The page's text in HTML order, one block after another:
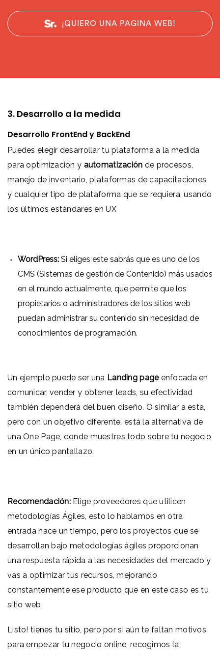
¡QUIERO UNA PAGINA WEB!
3. Desarrollo a la medida
Desarrollo FrontEnd y BackEnd
Puedes elegir desarrollar tu plataforma a la medida
para optimización y automatización de procesos,
manejo de inventario, plataformas de capacitaciones
y cualquier tipo de plataforma que se requiera, usando
los últimos estándares en UX
WordPress: Si eliges este sabrás que es uno de los
CMS (Sistemas de gestión de Contenido) más usados
en el mundo actualmente, que permite que los
propietarios o administradores de los sitios web
puedan administrar su contenido sin necesidad de
conocimientos de programación.
Un ejemplo puede ser una Landing pageenfocada en
comunicar, vender y obtener leads, su efectividad
también dependerá del buen diseño. O similar a esta,
pero con un objetivo diferente, está la alternativa de
una One Page, donde muestres todo sobre tu negocio
en un único pantallazo.
Recomendación:Elige proveedores que utilicen
metodologías Ágiles, esto lo hablamos en otra
entrada hace un tiempo, pero los proyectos que se
desarrollan bajo metodologías ágiles proporcionan
una respuesta rápida a las necesidades del mercado y
vas a optimizar tus recursos, mejorando
constantemente ese producto que en este caso es tu
sitio web.
Listo! tienes tu sitio, pero por si aún te faltan motivos
para empezar tu negocio online, recogimos la